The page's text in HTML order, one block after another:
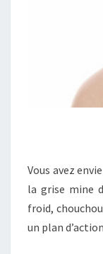
Vous avez
la grise mine
froid,
un plan